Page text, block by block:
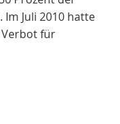
Juli 2010 hatte
Verbot für